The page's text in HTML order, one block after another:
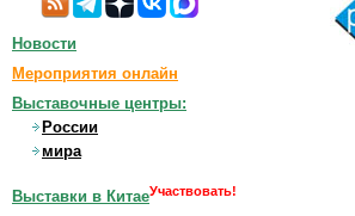
Новости
Мероприятия онлайн
Выставочные центры:
России
мира
Выставки в КитаеУчаствовать!